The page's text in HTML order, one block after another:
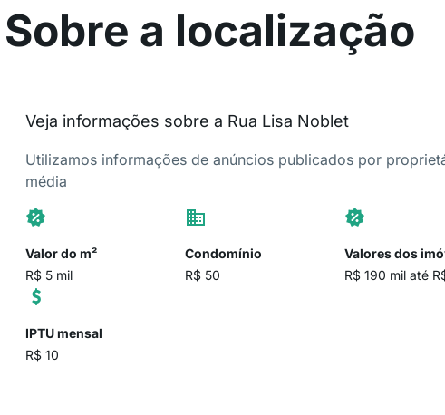
Sobre a localização
Veja informações sobre a Rua Lisa Noblet
Utilizamos informações de anúncios publicados por
média
Valor do m²
R$ 5 mil
Condomínio
R$ 50
Valores dos
R$ 190 mil até
IPTU mensal
R$ 10